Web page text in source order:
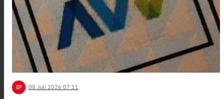
notes 08. Juli 2026 07:11